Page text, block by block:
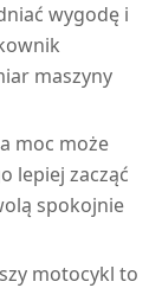
wygodę i
maszyny
moc może
lepiej zacząć
spokojnie
motocykl to